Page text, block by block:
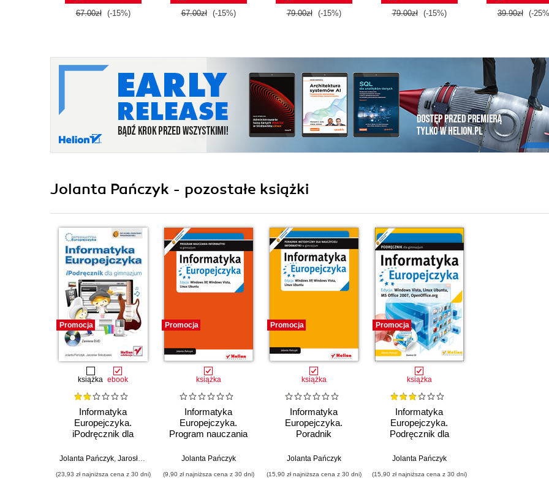
67.00zł (-15%) 67.00zł (-15%) 79.00zł (-15%) 79.00zł (-15%) 39.90zł (-
Jolanta Pańczyk - pozostałe książki
Promocja
książka ebook
Informatyka
Europejczyka.
iPodręcznik dla
Jolanta Pańczyk, Jarosław Skłodowski
(23,93 zł najniższa cena z 30 dni)
Promocja
książka
Informatyka
Europejczyka.
Program nauczania
gimnazjum. Edycja:
Windows Vista, Linux
Jolanta Pańczyk
(9,90 zł najniższa cena z 30 dni)
Promocja
książka
Informatyka
Europejczyka.
Poradnik
nauczycieli
gimnazjum. Edycja:
Jolanta Pańczyk
(15,90 zł najniższa cena z 30 dni)
Promocja
książka
Informatyka
Europejczyka.
Podręcznik dla
Windows Vista, Linux
2007, OpenOffice.org
Jolanta Pańczyk
(15,90 zł najniższa cena z 30 dni)